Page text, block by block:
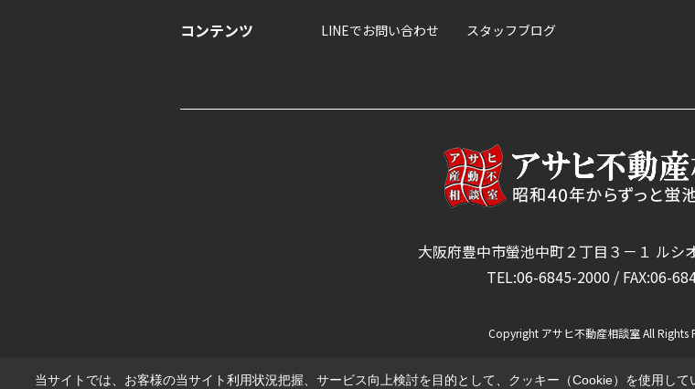
コンテンツ LINEでお問い合わせ スタッフブログ
大阪府豊中市螢池中町２丁目３－１ ルシ
TEL:06-6845-2000 / FAX:06-
Copyright アサヒ不動産相談室 All Rights
当サイトでは、お客様の当サイト利用状況把握、サービス向上検討を目的として、クッキー（Cookie）を使用して